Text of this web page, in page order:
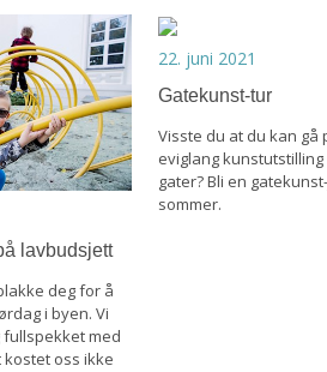
lavbudsjett
deg for å
i byen. Vi
med
kostet oss ikke
22. juni 2021
Gatekunst-tur
Visste du at du kan gå
eviglang kunstutstilling
gater? Bli en
sommer.